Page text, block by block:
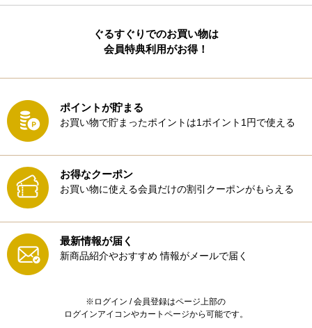
ぐるすぐりでのお買い物は
会員特典利用がお得！
ポイントが貯まる
お買い物で貯まったポイントは1ポイント1円で使える
お得なクーポン
お買い物に使える会員だけの割引クーポンがもらえる
最新情報が届く
新商品紹介やおすすめ 情報がメールで届く
※ログイン / 会員登録はページ上部の
ログインアイコンやカートページから可能です。